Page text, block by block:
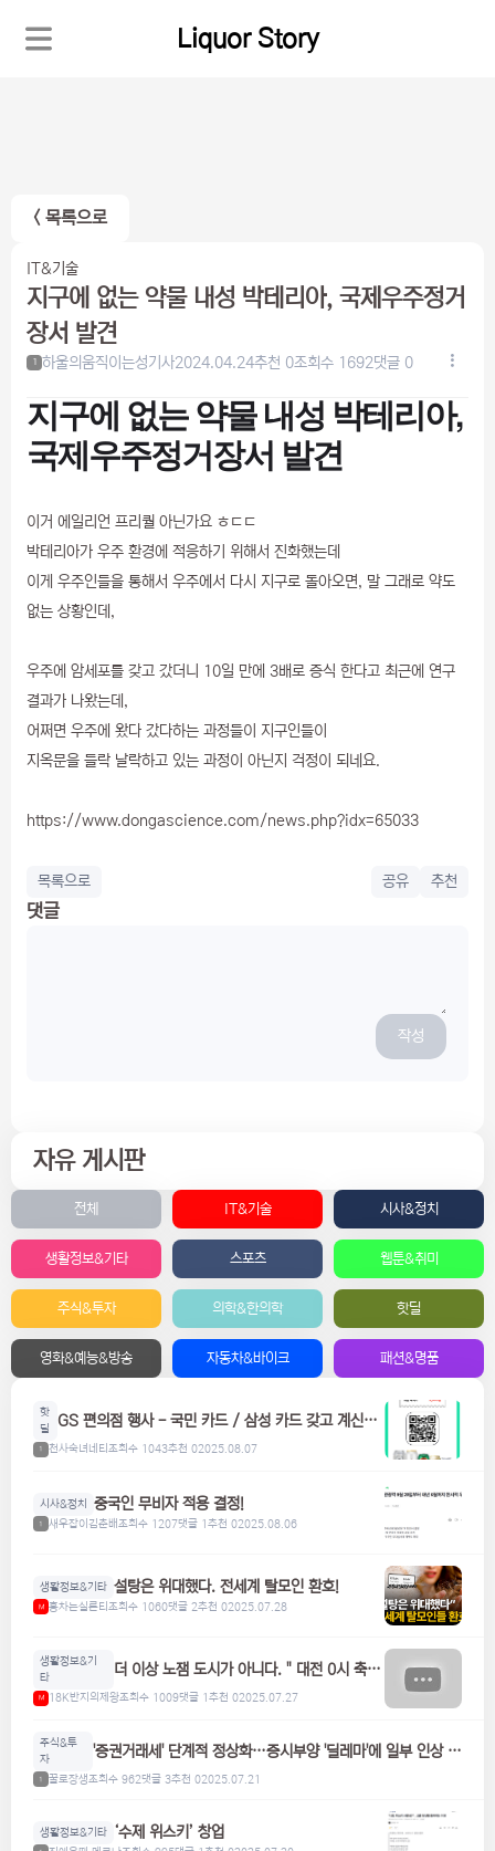
Liquor Story
< 목록으로
IT&기술
지구에 없는 약물 내성 박테리아, 국제우주정거
장서 발견
1 하울의움직이는성기사2024.04.24추천 0조회수 1692댓글 0
지구에 없는 약물 내성 박테리아,
국제우주정거장서 발견
이거 에일리언 프리퀄 아닌가요 ㅎㄷㄷ
박테리아가 우주 환경에 적응하기 위해서 진화했는데
이게 우주인들을 통해서 우주에서 다시 지구로 돌아오면, 말 그래로 약도
없는 상황인데,
우주에 암세포를 갖고 갔더니 10일 만에 3배로 증식 한다고 최근에 연구
결과가 나왔는데,
어쩌면 우주에 왔다 갔다하는 과정들이 지구인들이
지옥문을 들락 날락하고 있는 과정이 아닌지 걱정이 되네요.
https://www.dongascience.com/news.php?idx=65033
목록으로 공유 추천
댓글
작성
자유 게시판
전체 IT&기술 시사&정치
생활정보&기타 스포츠 웹툰&취미
주식&투자 의학&한의학 핫딜
영화&예능&방송 자동차&바이크 패션&명품
핫
딜
GS 편의점 행사 - 국민 카드 / 삼성 카드 갖고 계신분
1 천사숙녀네티조회수 1043추천 02025.08.07
시사&정치 중국인 무비자 적용 결정!
1 새우잡이김춘배조회수 1207댓글 1추천 02025.08.06
생활정보&기타 설탕은 위대했다. 전세계 탈모인 환호!
M 홍차는실론티조회수 1060댓글 2추천 02025.07.28
생활정보&기
타
더 이상 노잼 도시가 아니다. " 대전 0시 축
M 18K반지의제왕조회수 1009댓글 1추천 02025.07.27
주식&투
자
'증권거래세' 단계적 정상화…증시부양 '딜레마'에 일부 인상 검
1 꿀로장생조회수 962댓글 3추천 02025.07.21
생활정보&기타 ‘수제 위스키’ 창업